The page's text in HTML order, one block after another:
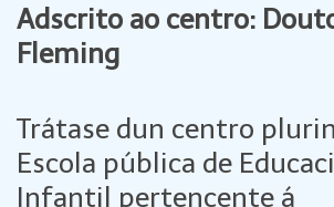
Adscrito ao centro:
Fleming
Trátase dun centro
Escola pública de
Infantil pertencente á